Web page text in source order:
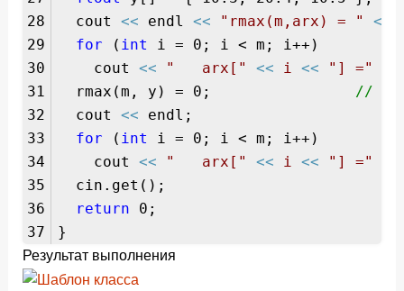
28
29
30
31
32
33
34
35
36
37
cout<< endl<< "rmax(m,arx) = " <<
for ( int
i = 0; i < m; i++)
cout<< " arx["<< i<< "] ="
rmax(m, y) = 0; //
cout<< endl;
for ( int
i = 0; i < m; i++)
cout<< " arx["<< i<< "] ="
cin.get();
return 0;
}
Результат выполнения